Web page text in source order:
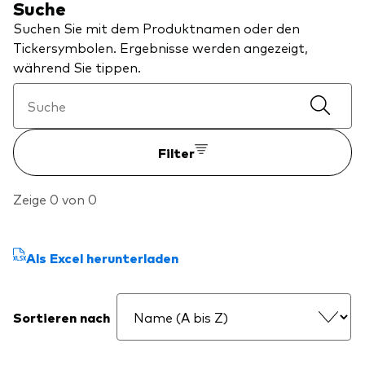
Fonds nach Typ
Erfahren Sie mehr über unsere
Marktausblick 2026
Die Vanguard Beratungsstudie 2026
Über Vanguard
Suche
Suchen Sie mit dem Produktnamen oder den
Tickersymbolen. Ergebnisse werden angezeigt,
während Sie tippen.
Filter
Zeige 0 von 0
Als Excel herunterladen
Sortieren nach